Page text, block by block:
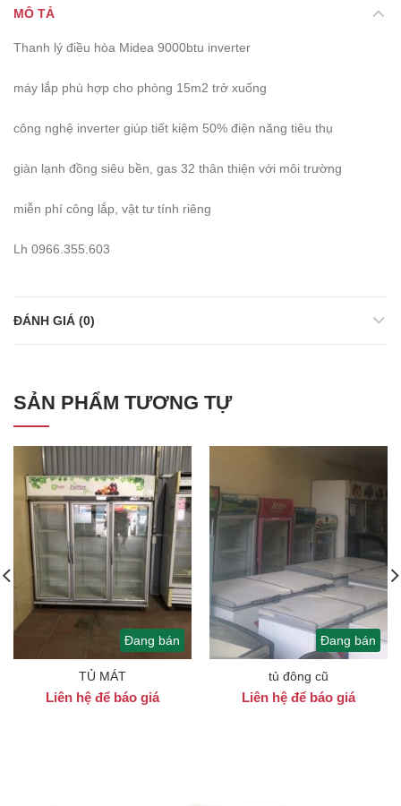
MÔ TẢ
Thanh lý điều hòa Midea 9000btu inverter
máy lắp phù hợp cho phòng 15m2 trở xuống
công nghệ inverter giúp tiết kiệm 50% điện năng tiêu thụ
giàn lạnh đồng siêu bền, gas 32 thân thiện với môi trường
miễn phí công lắp, vật tư tính riêng
Lh 0966.355.603
ĐÁNH GIÁ (0)
SẢN PHẨM TƯƠNG TỰ
Đang bán
TỦ MÁT
Liên hệ để báo giá
Đang bán
tủ đông cũ
Liên hệ để báo giá